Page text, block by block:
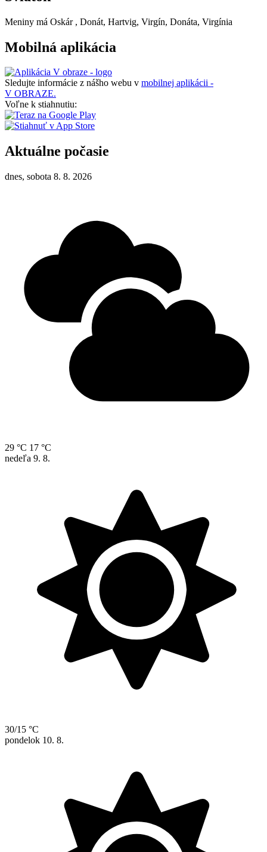
Meniny má Oskár , Donát, Hartvig, Virgín, Donáta, Virgínia
Mobilná aplikácia
Sledujte informácie z nášho webu v mobilnej aplikácii -
V OBRAZE.
Voľne k stiahnutiu:
Aktuálne počasie
dnes, sobota 8. 8. 2026
29 °C 17 °C
nedeľa 9. 8.
30/15 °C
pondelok 10. 8.